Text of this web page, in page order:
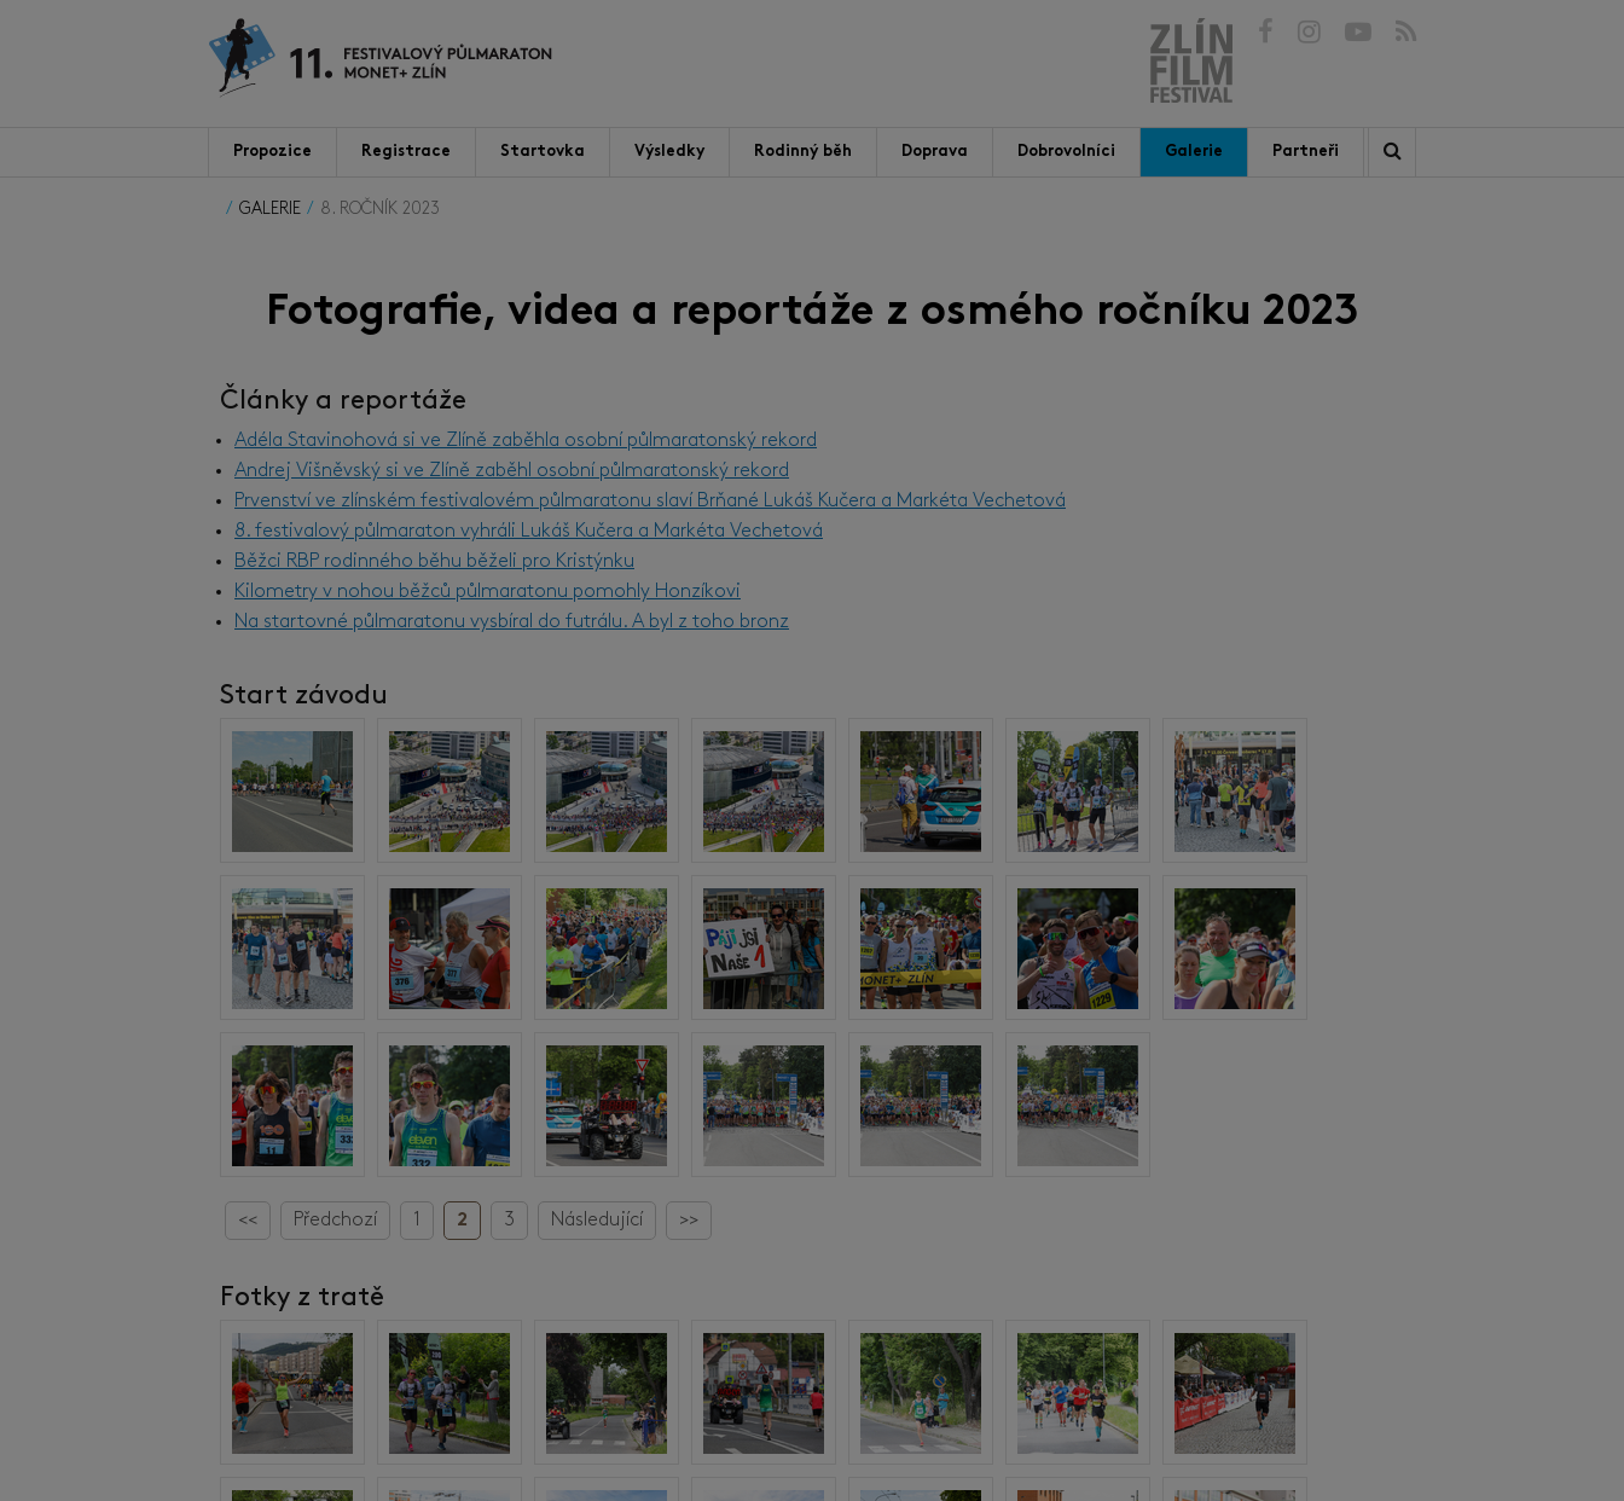
Propozice Registrace Startovka Výsledky Rodinný běh Doprava Dobrovolníci Galerie Partneři
GALERIE 8. ROČNÍK 2023
Fotografie, videa a reportáže z osmého ročníku 2023
Články a reportáže
Adéla Stavinohová si ve Zlíně zaběhla osobní půlmaratonský rekord
Andrej Višněvský si ve Zlíně zaběhl osobní půlmaratonský rekord
Prvenství ve zlínském festivalovém půlmaratonu slaví Brňané Lukáš Kučera a Markéta Vechetová
8. festivalový půlmaraton vyhráli Lukáš Kučera a Markéta Vechetová
Běžci RBP rodinného běhu běželi pro Kristýnku
Kilometry v nohou běžců půlmaratonu pomohly Honzíkovi
Na startovné půlmaratonu vysbíral do futrálu. A byl z toho bronz
Start závodu
<< Předchozí 1 2 3 Následující >>
Fotky z tratě